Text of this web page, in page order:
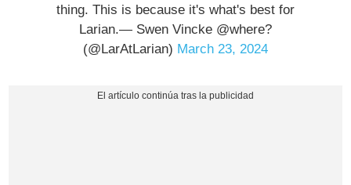
thing. This is because it's what's best for
Larian.— Swen Vincke @where?
(@LarAtLarian) March 23, 2024